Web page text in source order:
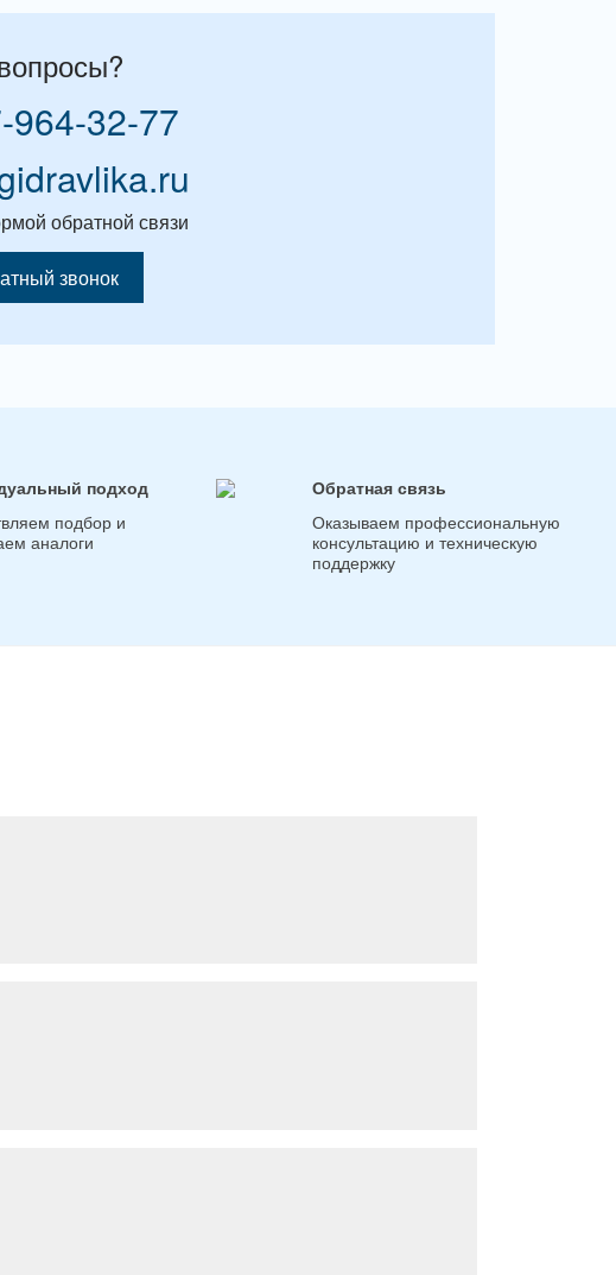
964-32-77
обратной связи
звонок
подход
подбор и
аналоги
Обратная связь
Оказываем профессиональную
консультацию и техническую
поддержку